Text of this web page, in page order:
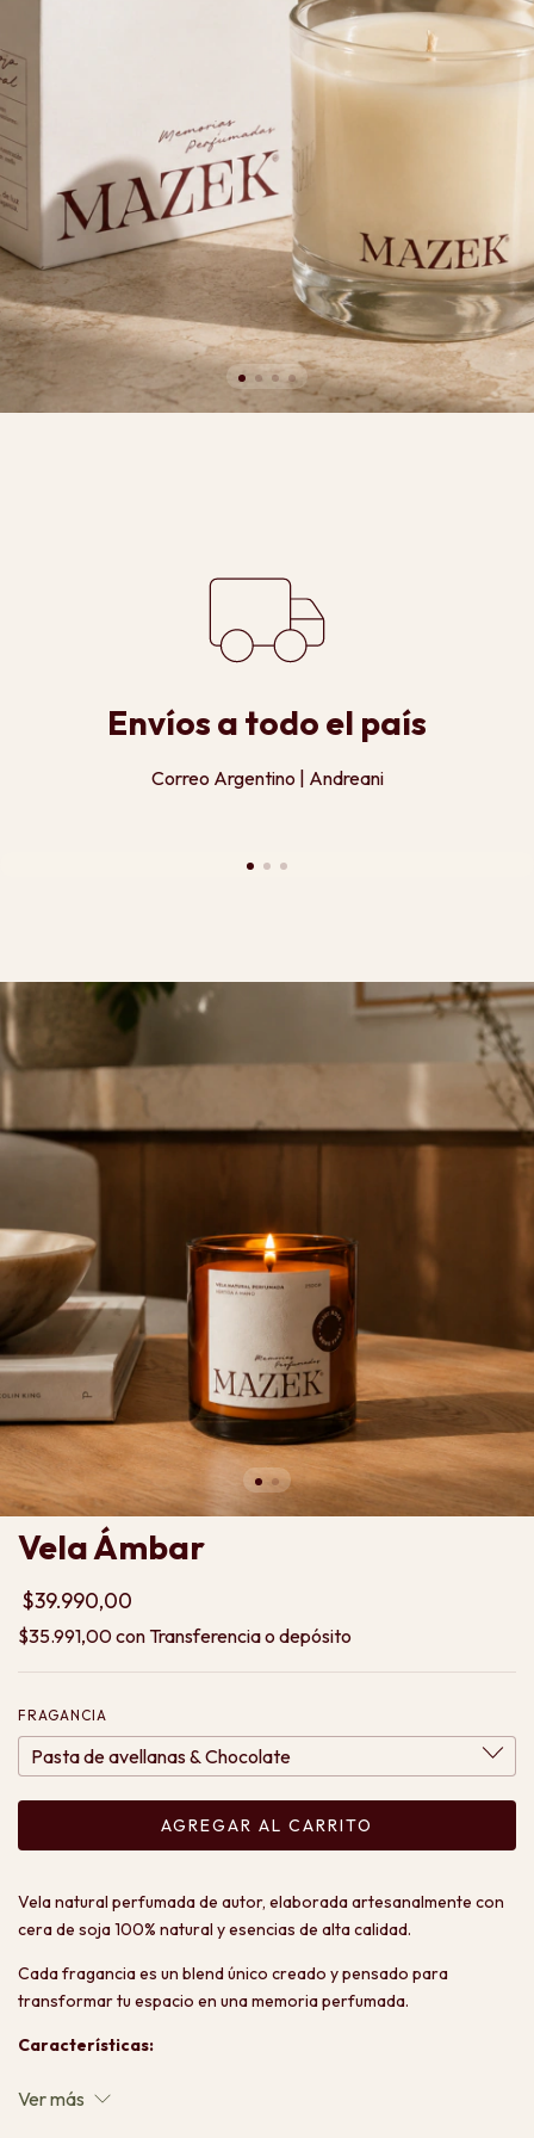
Envíos a todo el país
Correo Argentino | Andreani
Vela Ámbar
$39.990,00
$35.991,00con Transferencia o depósito
FRAGANCIA
Vela natural perfumada de autor, elaborada artesanalmente con
cera de soja 100% natural y esencias de alta calidad.
Cada fragancia es un blend único creado y pensado para
transformar tu espacio en una memoria perfumada.
Características:
- Peso: 250gr
Ver más